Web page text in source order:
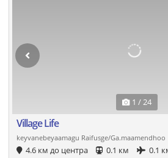
1 / 24
Village Life
keyvanebeyaamagu Raifusge/Ga.maamendhoo
4.6 км до центра 0.1 км
0.1